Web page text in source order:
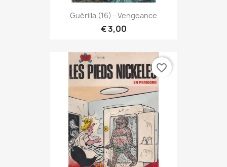
Guérilla (16) - Vengeance
€ 3,00
favorite_border